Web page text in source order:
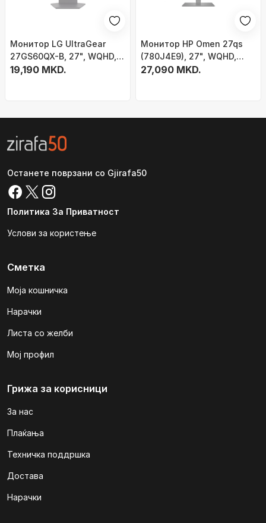
Монитор LG UltraGear
27GS60QX-B, 27", WQHD,
црн
19,190 MKD.
Монитор HP Omen 27qs
(780J4E9), 27", WQHD,
црна
27,090 MKD.
Останете поврзани со Gjirafa50
Политика За Приватност
Услови за користење
Сметка
Моја кошничка
Нарачки
Листа со желби
Мој профил
Грижа за корисници
За нас
Плаќања
Техничка поддршка
Достава
Нарачки